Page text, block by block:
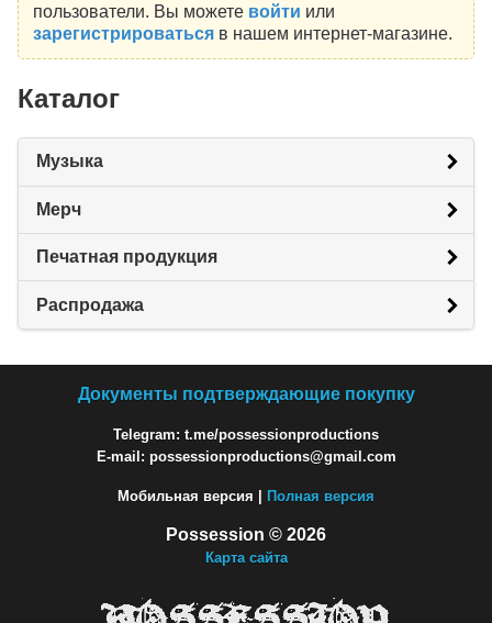
пользователи. Вы можете войти или
зарегистрироватьсяв нашем интернет-магазине.
Каталог
Музыка
Мерч
Печатная продукция
Распродажа
Документы подтверждающие покупку
Telegram: t.me/possessionproductions
E-mail: possessionproductions@gmail.com
Мобильная версия | Полная версия
Possession © 2026
Карта сайта